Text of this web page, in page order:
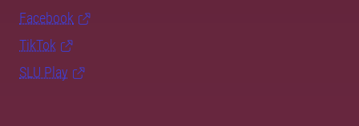
Facebook
TikTok
SLU Play